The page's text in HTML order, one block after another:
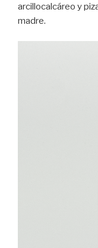
arcillocalcáreo y
madre.